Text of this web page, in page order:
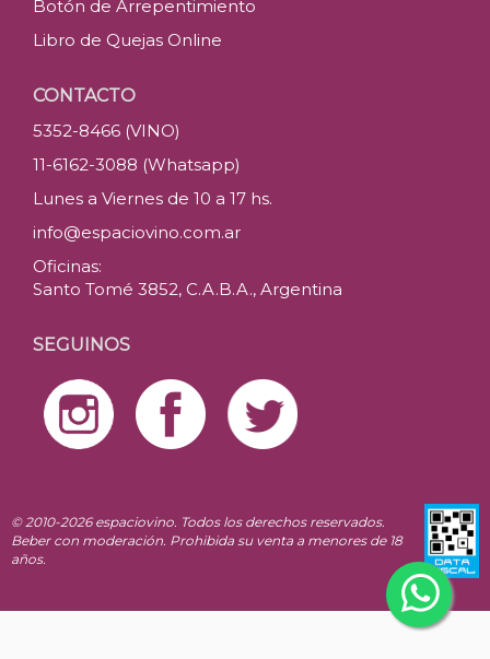
Botón de Arrepentimiento
Libro de Quejas Online
CONTACTO
5352-8466 (VINO)
11-6162-3088 (Whatsapp)
Lunes a Viernes de 10 a 17 hs.
info@espaciovino.com.ar
Oficinas:
Santo Tomé 3852, C.A.B.A., Argentina
SEGUINOS
© 2010-2026 espaciovino. Todos los derechos reservados.
Beber con moderación. Prohibida su venta a menores de 18
años.